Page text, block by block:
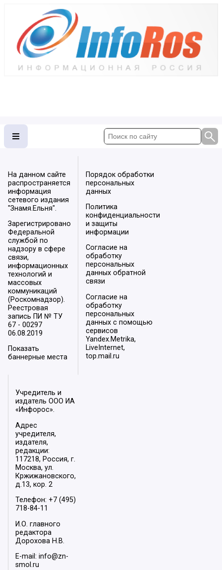
На данном сайте
распространяется
информация
сетевого издания
"Знамя.Ельня".
Зарегистрировано
Федеральной
службой по
надзору в сфере
связи,
информационных
технологий и
массовых
коммуникаций
(Роскомнадзор).
Реестровая
запись ПИ № ТУ
67 - 00297
06.08.2019
Показать
баннерные места
Порядок обработки
персональных
данных
Политика
конфиденциальности
и защиты
информации
Согласие на
обработку
персональных
данных обратной
связи
Согласие на
обработку
персональных
данных с помощью
сервисов
Yandex.Metrika,
LiveInternet,
top.mail.ru
Учредитель и
издатель ООО ИА
«Инфорос».
Адрес
учредителя,
издателя,
редакции:
117218, Россия, г.
Москва, ул.
Кржижановского,
д.13, кор. 2
Телефон: +7 (495)
718-84-11
И.О. главного
редактора
Дорохова Н.В.
E-mail: info@zn-
smol.ru